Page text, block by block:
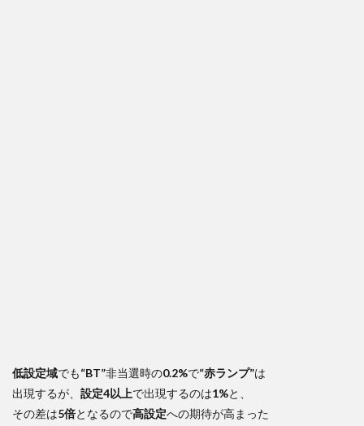
低設定域でも“BT”非当選時の0.2%で“赤ランプ”は
出現するが、 設定4以上で出現するのは1%と、
その差は5倍となるので高設定への期待が高まった